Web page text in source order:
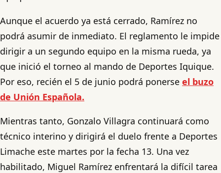
Aunque el acuerdo ya está cerrado, Ramírez no
podrá asumir de inmediato. El reglamento le impide
dirigir a un segundo equipo en la misma rueda, ya
que inició el torneo al mando de Deportes Iquique.
Por eso, recién el 5 de junio podrá ponerse el buzo
de Unión Española.
Mientras tanto, Gonzalo Villagra continuará como
técnico interino y dirigirá el duelo frente a Deportes
Limache este martes por la fecha 13. Una vez
habilitado, Miguel Ramírez enfrentará la difícil tarea